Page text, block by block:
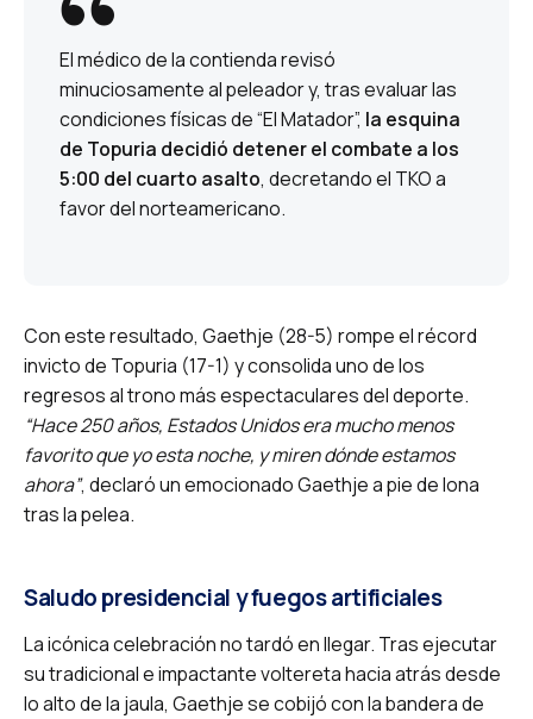
El médico de la contienda revisó
minuciosamente al peleador y, tras evaluar las
condiciones físicas de “El Matador”, la esquina
de Topuria decidió detener el combate a los
5:00 del cuarto asalto, decretando el TKO a
favor del norteamericano.
Con este resultado, Gaethje (28-5) rompe el récord
invicto de Topuria (17-1) y consolida uno de los
regresos al trono más espectaculares del deporte.
“Hace 250 años, Estados Unidos era mucho menos
favorito que yo esta noche, y miren dónde estamos
ahora”, declaró un emocionado Gaethje a pie de lona
tras la pelea.
Saludo presidencial y fuegos artificiales
La icónica celebración no tardó en llegar. Tras ejecutar
su tradicional e impactante voltereta hacia atrás desde
lo alto de la jaula, Gaethje se cobijó con la bandera de